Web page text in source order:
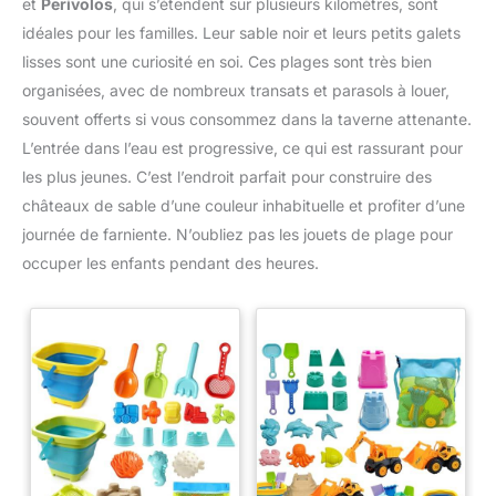
idéales pour les familles. Leur sable noir et leurs petits galets
lisses sont une curiosité en soi. Ces plages sont très bien
organisées, avec de nombreux transats et parasols à louer,
souvent offerts si vous consommez dans la taverne attenante.
L’entrée dans l’eau est progressive, ce qui est rassurant pour
les plus jeunes. C’est l’endroit parfait pour construire des
châteaux de sable d’une couleur inhabituelle et profiter d’une
journée de farniente. N’oubliez pas les jouets de plage pour
occuper les enfants pendant des heures.